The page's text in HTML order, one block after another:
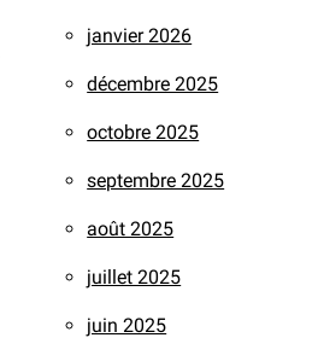
janvier 2026
décembre 2025
octobre 2025
septembre 2025
août 2025
juillet 2025
juin 2025